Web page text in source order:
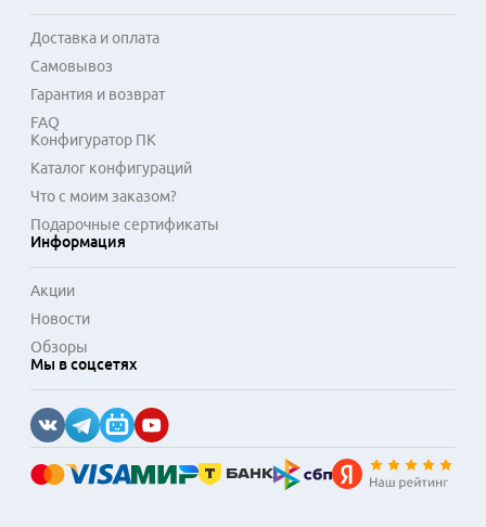
Доставка и оплата
Самовывоз
Гарантия и возврат
FAQ
Конфигуратор ПК
Каталог конфигураций
Что с моим заказом?
Подарочные сертификаты
Информация
Акции
Новости
Обзоры
Мы в соцсетях